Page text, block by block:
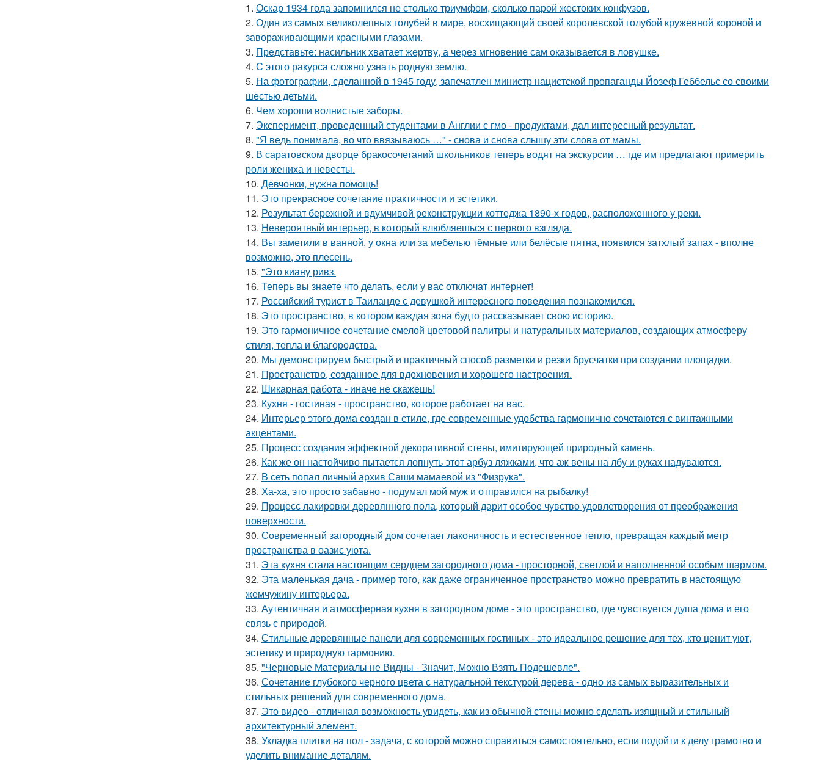
1. Оскар 1934 года запомнился не столько триумфом, сколько парой жестоких конфузов.
2. Один из самых великолепных голубей в мире, восхищающий своей королевской голубой кружевной короной и
завораживающими красными глазами.
3. Представьте: насильник хватает жертву, а через мгновение сам оказывается в ловушке.
4. С этого ракурса сложно узнать родную землю.
5. На фотографии, сделанной в 1945 году, запечатлен министр нацистской пропаганды Йозеф Геббельс со своими
шестью детьми.
6. Чем хороши волнистые заборы.
7. Эксперимент, проведенный студентами в Англии с гмо - продуктами, дал интересный результат.
8. "Я ведь понимала, во что ввязываюсь …" - снова и снова слышу эти слова от мамы.
9. В саратовском дворце бракосочетаний школьников теперь водят на экскурсии … где им предлагают примерить
роли жениха и невесты.
10. Девчонки, нужна помощь!
11. Это прекрасное сочетание практичности и эстетики.
12. Результат бережной и вдумчивой реконструкции коттеджа 1890-х годов, расположенного у реки.
13. Невероятный интерьер, в который влюбляешься с первого взгляда.
14. Вы заметили в ванной, у окна или за мебелью тёмные или белёсые пятна, появился затхлый запах - вполне
возможно, это плесень.
15. "Это киану ривз.
16. Теперь вы знаете что делать, если у вас отключат интернет!
17. Российский турист в Таиланде с девушкой интересного поведения познакомился.
18. Это пространство, в котором каждая зона будто рассказывает свою историю.
19. Это гармоничное сочетание смелой цветовой палитры и натуральных материалов, создающих атмосферу
стиля, тепла и благородства.
20. Мы демонстрируем быстрый и практичный способ разметки и резки брусчатки при создании площадки.
21. Пространство, созданное для вдохновения и хорошего настроения.
22. Шикарная работа - иначе не скажешь!
23. Кухня - гостиная - пространство, которое работает на вас.
24. Интерьер этого дома создан в стиле, где современные удобства гармонично сочетаются с винтажными
акцентами.
25. Процесс создания эффектной декоративной стены, имитирующей природный камень.
26. Как же он настойчиво пытается лопнуть этот арбуз ляжками, что аж вены на лбу и руках надуваются.
27. В сеть попал личный архив Саши мамаевой из "Физрука".
28. Ха-ха, это просто забавно - подумал мой муж и отправился на рыбалку!
29. Процесс лакировки деревянного пола, который дарит особое чувство удовлетворения от преображения
поверхности.
30. Современный загородный дом сочетает лаконичность и естественное тепло, превращая каждый метр
пространства в оазис уюта.
31. Эта кухня стала настоящим сердцем загородного дома - просторной, светлой и наполненной особым шармом.
32. Эта маленькая дача - пример того, как даже ограниченное пространство можно превратить в настоящую
жемчужину интерьера.
33. Аутентичная и атмосферная кухня в загородном доме - это пространство, где чувствуется душа дома и его
связь с природой.
34. Стильные деревянные панели для современных гостиных - это идеальное решение для тех, кто ценит уют,
эстетику и природную гармонию.
35. "Черновые Материалы не Видны - Значит, Можно Взять Подешевле".
36. Сочетание глубокого черного цвета с натуральной текстурой дерева - одно из самых выразительных и
стильных решений для современного дома.
37. Это видео - отличная возможность увидеть, как из обычной стены можно сделать изящный и стильный
архитектурный элемент.
38. Укладка плитки на пол - задача, с которой можно справиться самостоятельно, если подойти к делу грамотно и
уделить внимание деталям.